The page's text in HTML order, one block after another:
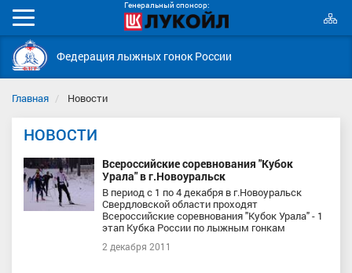
Генеральный спонсор:
Мобильное
меню
Федерация лыжных гонок России
Главная Новости
НОВОСТИ
Всероссийские соревнования "Кубок
Урала" в г.Новоуральск
В период с 1 по 4 декабря в г.Новоуральск
Свердловской области проходят
Всероссийские соревнования "Кубок Урала" - 1
этап Кубка России по лыжным гонкам
2 декабря 2011